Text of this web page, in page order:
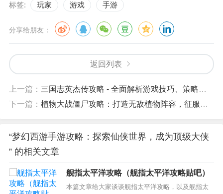
标签: 玩家 游戏 手游
分享给朋友：
返回列表
上一篇： 三国志英杰传攻略 - 全面解析游戏技巧、策略和角色培养
下一篇： 植物大战僵尸攻略：打造无敌植物阵容，征服僵尸世界！
“梦幻西游手游攻略：探索仙侠世界，成为顶级大侠
” 的相关文章
舰指太平洋攻略（舰指太平洋攻略贴吧）
本篇文章给大家谈谈舰指太平洋攻略，以及舰指太